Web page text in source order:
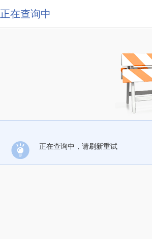
正在查询中
正在查询中，请刷新重试